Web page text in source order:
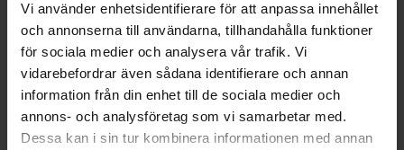
Vi använder enhetsidentifierare för att anpassa innehållet
och annonserna till användarna, tillhandahålla funktioner
för sociala medier och analysera vår trafik. Vi
vidarebefordrar även sådana identifierare och annan
information från din enhet till de sociala medier och
annons- och analysföretag som vi samarbetar med.
Dessa kan i sin tur kombinera informationen med annan
Beskrivning
Läs alltid bipacksedeln innan
användning.